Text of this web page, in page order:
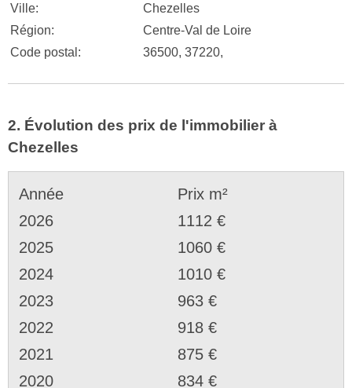
Ville:
Chezelles
Région:
Centre-Val de Loire
Code postal:
36500, 37220,
2. Évolution des prix de l'immobilier à
Chezelles
Année
Prix m²
2026
1112 €
2025
1060 €
2024
1010 €
2023
963 €
2022
918 €
2021
875 €
2020
834 €